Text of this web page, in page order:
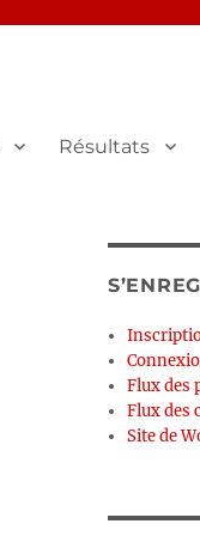
Résultats
Flux des
Flux des
Site de